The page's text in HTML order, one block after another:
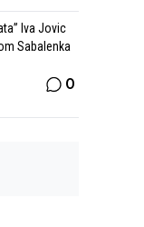
Iva Jovic
Sabalenka
0